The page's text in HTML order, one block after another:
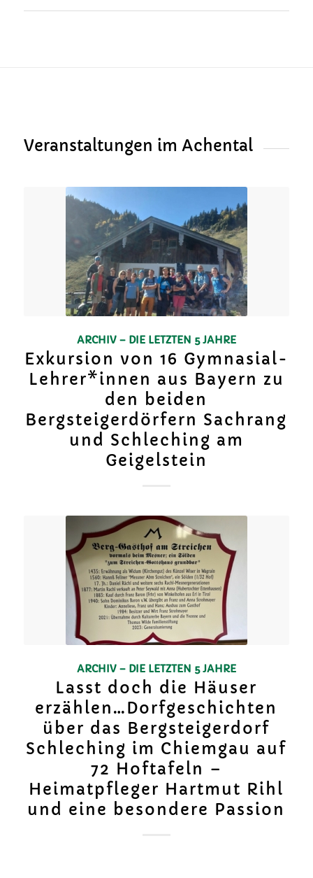
Veranstaltungen im Achental
ARCHIV – DIE LETZTEN 5 JAHRE
Exkursion von 16 Gymnasial-
Lehrer*innen aus Bayern zu
den beiden
Bergsteigerdörfern Sachrang
und Schleching am
Geigelstein
ARCHIV – DIE LETZTEN 5 JAHRE
Lasst doch die Häuser
erzählen…Dorfgeschichten
über das Bergsteigerdorf
Schleching im Chiemgau auf
72 Hoftafeln –
Heimatpfleger Hartmut Rihl
und eine besondere Passion